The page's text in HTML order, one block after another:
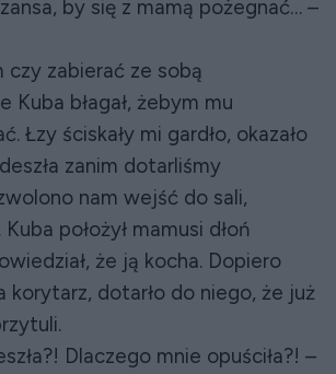
by się z mamą pożegnać… –
czy zabierać ze sobą
Kuba błagał, żebym mu
Łzy ściskały mi gardło, okazało
zanim dotarliśmy
nam wejść do sali,
położył mamusi dłoń
że ją kocha. Dopiero
korytarz, dotarło do niego, że już
Dlaczego mnie opuściła?! –